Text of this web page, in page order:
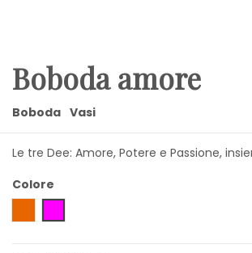
Boboda amore
Boboda Vasi
Le tre Dee: Amore, Potere e Passione,
Colore